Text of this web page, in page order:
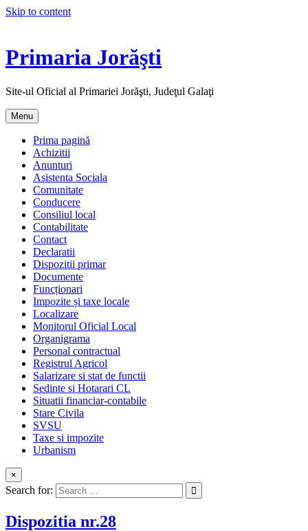
Skip to content
Primaria Jorăşti
Site-ul Oficial al Primariei Jorăşti, Judeţul Galaţi
Menu
Prima pagină
Achizitii
Anunturi
Asistenta Sociala
Comunitate
Conducere
Consiliul local
Contabilitate
Contact
Declaratii
Dispozitii primar
Documente
Funcționari
Impozite și taxe locale
Localizare
Monitorul Oficial Local
Organigrama
Personal contractual
Registrul Agricol
Salarizare si stat de functii
Sedinte si Hotarari CL
Situatii financiar-contabile
Stare Civila
SVSU
Taxe si impozite
Urbanism
×
Search for:
Dispozitia nr.28